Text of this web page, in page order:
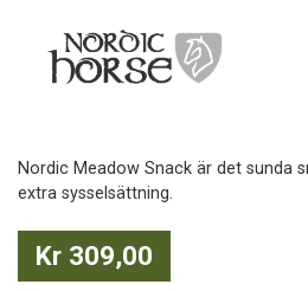
Nordic Meadow Snack är det sunda
extra sysselsättning.
Kr 309,00